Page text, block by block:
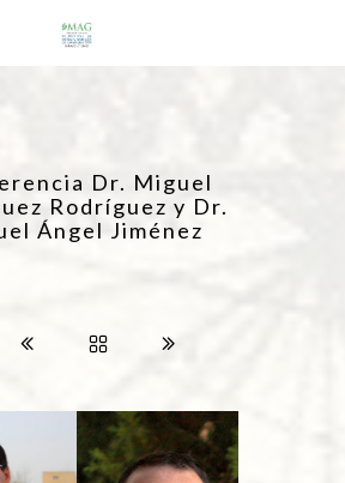
Dr. Miguel
Rodríguez y Dr.
Ángel Jiménez